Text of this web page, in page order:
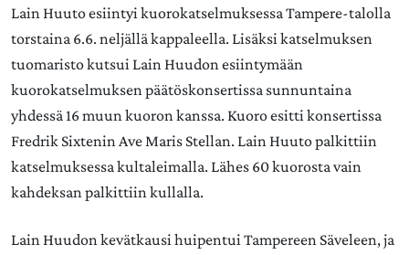
Lain Huuto esiintyi kuorokatselmuksessa Tampere-talolla
torstaina 6.6. neljällä kappaleella. Lisäksi katselmuksen
tuomaristo kutsui Lain Huudon esiintymään
kuorokatselmuksen päätöskonsertissa sunnuntaina
yhdessä 16 muun kuoron kanssa. Kuoro esitti konsertissa
Fredrik Sixtenin Ave Maris Stellan. Lain Huuto palkittiin
katselmuksessa kultaleimalla. Lähes 60 kuorosta vain
kahdeksan palkittiin kullalla.
Lain Huudon kevätkausi huipentui Tampereen Säveleen, ja